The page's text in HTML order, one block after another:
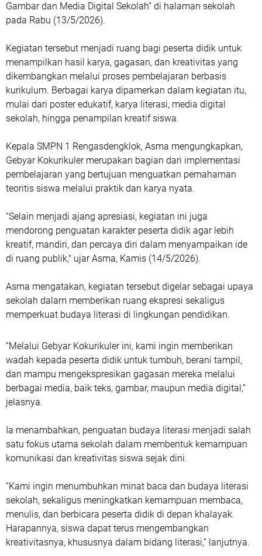
Gambar dan Media Digital Sekolah” di halaman sekolah
pada Rabu (13/5/2026).
Kegiatan tersebut menjadi ruang bagi peserta didik untuk
menampilkan hasil karya, gagasan, dan kreativitas yang
dikembangkan melalui proses pembelajaran berbasis
kurikulum. Berbagai karya dipamerkan dalam kegiatan itu,
mulai dari poster edukatif, karya literasi, media digital
sekolah, hingga penampilan kreatif siswa.
Kepala SMPN 1 Rengasdengklok, Asma mengungkapkan,
Gebyar Kokurikuler merupakan bagian dari implementasi
pembelajaran yang bertujuan menguatkan pemahaman
teoritis siswa melalui praktik dan karya nyata.
“Selain menjadi ajang apresiasi, kegiatan ini juga
mendorong penguatan karakter peserta didik agar lebih
kreatif, mandiri, dan percaya diri dalam menyampaikan ide
di ruang publik," ujar Asma, Kamis (14/5/2026).
Asma mengatakan, kegiatan tersebut digelar sebagai upaya
sekolah dalam memberikan ruang ekspresi sekaligus
memperkuat budaya literasi di lingkungan pendidikan.
“Melalui Gebyar Kokurikuler ini, kami ingin memberikan
wadah kepada peserta didik untuk tumbuh, berani tampil,
dan mampu mengekspresikan gagasan mereka melalui
berbagai media, baik teks, gambar, maupun media digital,”
jelasnya.
Ia menambahkan, penguatan budaya literasi menjadi salah
satu fokus utama sekolah dalam membentuk kemampuan
komunikasi dan kreativitas siswa sejak dini.
“Kami ingin menumbuhkan minat baca dan budaya literasi
sekolah, sekaligus meningkatkan kemampuan membaca,
menulis, dan berbicara peserta didik di depan khalayak.
Harapannya, siswa dapat terus mengembangkan
kreativitasnya, khususnya dalam bidang literasi,” lanjutnya.